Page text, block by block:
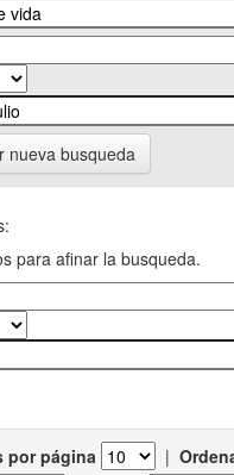
nueva busqueda
para afinar la busqueda.
por página |